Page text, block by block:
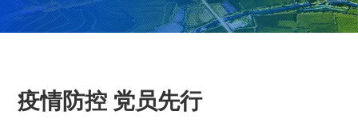
疫情防控 党员先行